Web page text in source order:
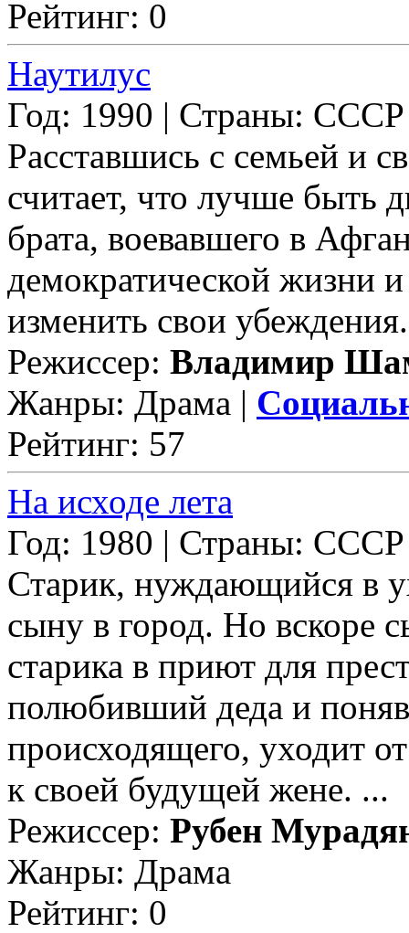
Рейтинг: 0
Наутилус
Год: 1990 | Страны: СССР
Расставшись с семьей и
считает, что лучше быть
брата, воевавшего в
демократической жизни и
изменить свои
Режиссер: Владимир
Жанры: Драма |
Рейтинг: 57
На исходе лета
Год: 1980 | Страны: СССР
Старик, нуждающийся в
сыну в город. Но вскоре
старика в приют для
полюбивший деда и
происходящего, уходит
к своей будущей жене. ...
Режиссер: Рубен
Жанры: Драма
Рейтинг: 0